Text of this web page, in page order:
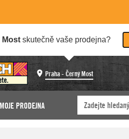
Most skutečně vaše prodejna?
Praha - Černý Most
MOJE PRODEJNA